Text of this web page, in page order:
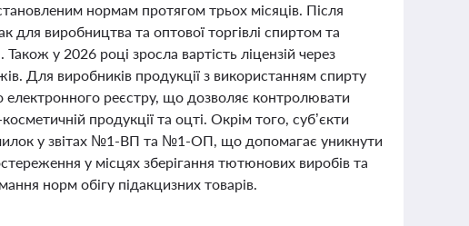
нормам протягом трьох місяців. Після
для виробництва та оптової торгівлі спиртом та
у 2026 році зросла вартість ліцензій через
Для виробників продукції з використанням спирту
реєстру, що дозволяє контролювати
продукції та оцті. Окрім того, суб’єкти
у звітах №1-ВП та №1-ОП, що допомагає уникнути
у місцях зберігання тютюнових виробів та
норм обігу підакцизних товарів.